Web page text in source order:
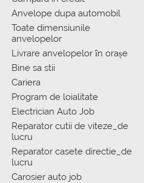
Anvelope dupa automobil
Toate dimensiunile
anvelopelor
Livrare anvelopelor în orașe
Bine sa stii
Cariera
Program de loialitate
Electrician Auto Job
Reparator cutii de viteze_de
lucru
Reparator casete directie_de
lucru
Carosier auto job